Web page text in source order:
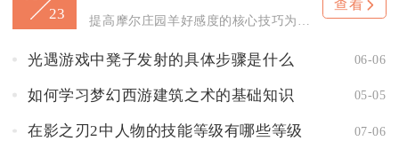
23
查看
光遇游戏中凳子发射的具体步骤是什么 06-06
如何学习梦幻西游建筑之术的基础知识 05-05
在影之刃2中人物的技能等级有哪些等级 07-06